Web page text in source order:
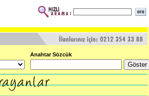
Anahtar Sözcük